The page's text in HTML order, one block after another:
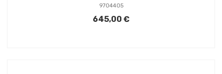
9704405
645,00 €